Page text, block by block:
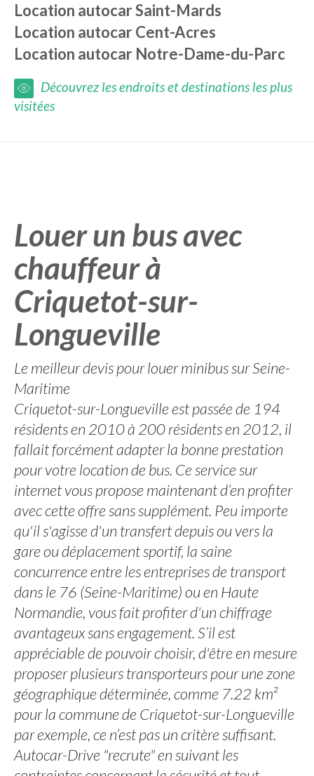
Location autocarSaint-Mards
Location autocarCent-Acres
Location autocar Notre-Dame-du-Parc
Découvrez les endroits et destinations les plus
visitées
Louer un bus avec
chauffeur à
Criquetot-sur-
Longueville
Le meilleur devis pour louer minibus sur Seine-
Maritime
Criquetot-sur-Longueville est passée de 194
résidents en 2010 à 200 résidents en 2012, il
fallait forcément adapter la bonne prestation
pour votre location de bus. Ce service sur
internet vous propose maintenant d’en profiter
avec cette offre sans supplément. Peu importe
qu'il s'agisse d'un transfert depuis ou vers la
gare ou déplacement sportif, la saine
concurrence entre les entreprises de transport
dans le 76 (Seine-Maritime) ou en Haute
Normandie, vous fait profiter d'un chiffrage
avantageux sans engagement. S’il est
appréciable de pouvoir choisir, d'être en mesure
proposer plusieurs transporteurs pour une zone
géographique déterminée, comme 7.22 km²
pour la commune de Criquetot-sur-Longueville
par exemple, ce n’est pas un critère suffisant.
Autocar-Drive "recrute" en suivant les